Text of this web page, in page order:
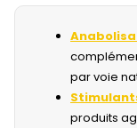
par voie
produits